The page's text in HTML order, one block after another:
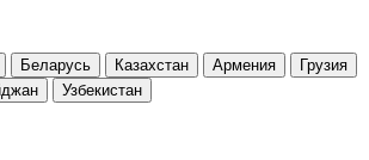
Беларусь Казахстан Армения
Грузия
Узбекистан